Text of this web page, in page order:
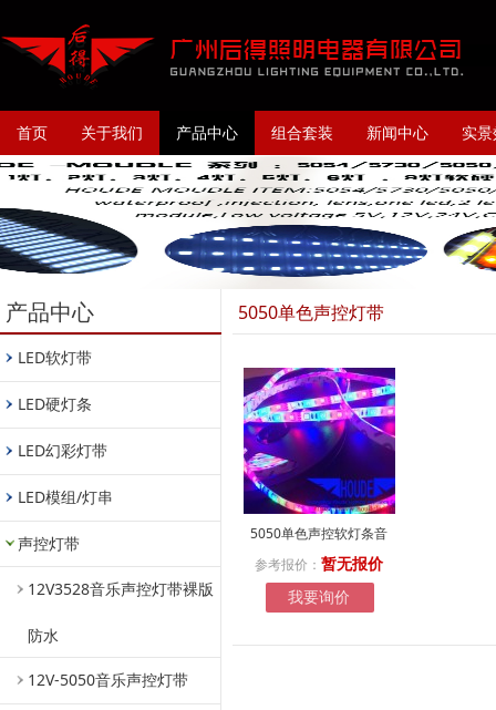
首页 关于我们 产品中心 组合套装 新闻中心 实
产品中心
LED软灯带
LED硬灯条
LED幻彩灯带
LED模组/灯串
声控灯带
12V3528音乐声控灯带裸版
防水
12V-5050音乐声控灯带
5050单色声控灯带
5050单色声控软灯条音
参考报价：暂无报价
我要询价